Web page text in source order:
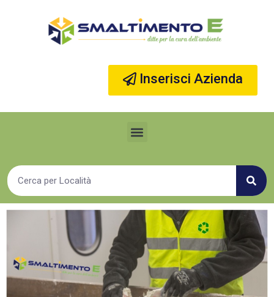
Inserisci Azienda